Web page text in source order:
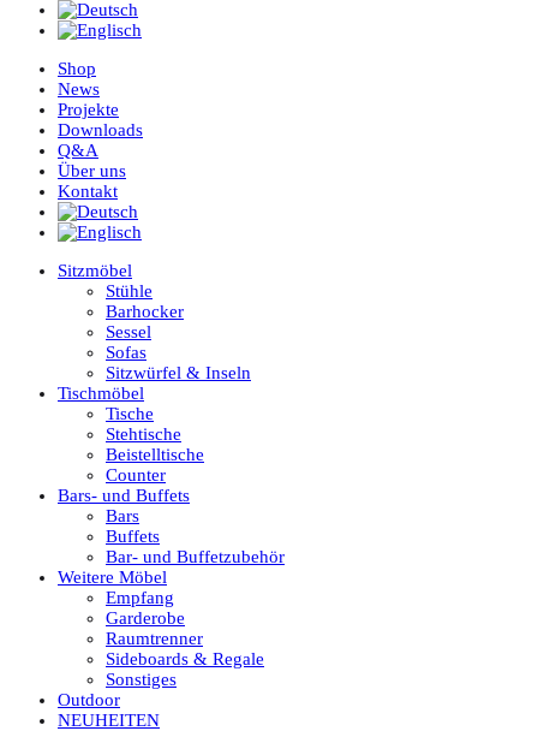
Shop
News
Projekte
Downloads
Q&A
Über uns
Kontakt
Sitzmöbel
Stühle
Barhocker
Sessel
Sofas
Sitzwürfel & Inseln
Tischmöbel
Tische
Stehtische
Beistelltische
Counter
Bars- und Buffets
Bars
Buffets
Bar- und Buffetzubehör
Weitere Möbel
Empfang
Garderobe
Raumtrenner
Sideboards & Regale
Sonstiges
Outdoor
NEUHEITEN